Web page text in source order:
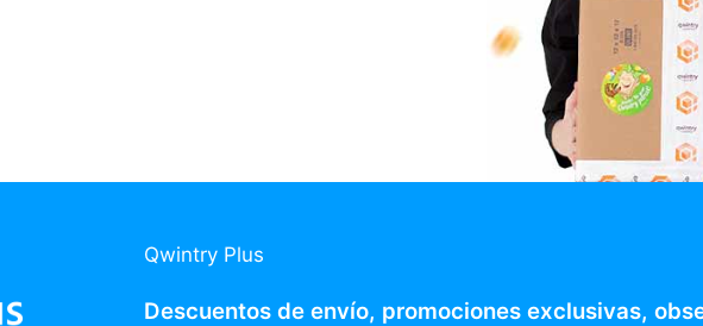
Qwintry Plus
Descuentos de envío, promociones exclusivas,